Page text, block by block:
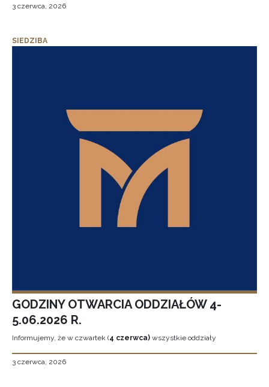
3 czerwca, 2026
SIEDZIBA
GODZINY OTWARCIA ODDZIAŁÓW 4-
5.06.2026 R.
Informujemy, że w czwartek (4 czerwca) wszystkie oddziały
3 czerwca, 2026